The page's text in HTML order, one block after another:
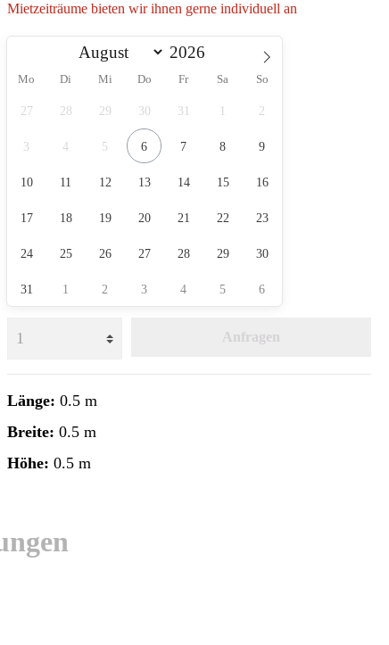
Mietzeiträume bieten wir ihnen gerne individuell an
Mo Di Mi Do Fr Sa So
27 28 29 30 31 2
3 4 5 6 7 8 9
10 11 12 13 14 15 16
17 18 19 20 21 22 23
24 25 26 27 28 29 30
31 1 2 3 4 5 6
Anfragen
Länge: 0.5 m
Breite: 0.5 m
Höhe: 0.5 m